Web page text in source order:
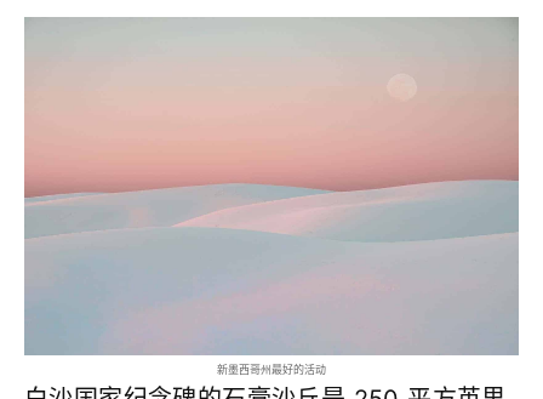
新墨西哥州最好的活动